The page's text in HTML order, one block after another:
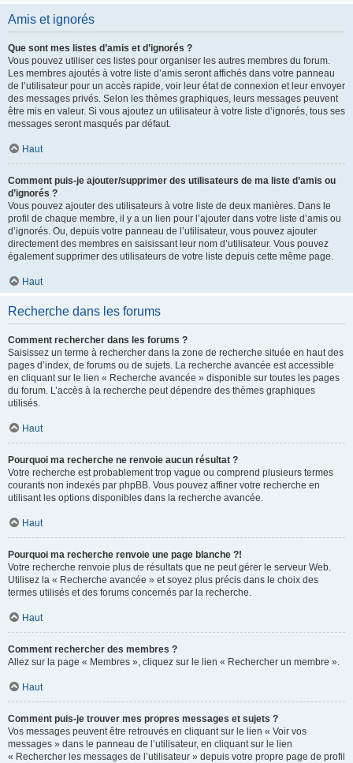
Amis et ignorés
Que sont mes listes d’amis et d’ignorés ?
Vous pouvez utiliser ces listes pour organiser les autres membres du forum.
Les membres ajoutés à votre liste d’amis seront affichés dans votre panneau
de l’utilisateur pour un accès rapide, voir leur état de connexion et leur envoyer
des messages privés. Selon les thèmes graphiques, leurs messages peuvent
être mis en valeur. Si vous ajoutez un utilisateur à votre liste d’ignorés, tous ses
messages seront masqués par défaut.
Haut
Comment puis-je ajouter/supprimer des utilisateurs de ma liste d’amis ou
d’ignorés ?
Vous pouvez ajouter des utilisateurs à votre liste de deux manières. Dans le
profil de chaque membre, il y a un lien pour l’ajouter dans votre liste d’amis ou
d’ignorés. Ou, depuis votre panneau de l’utilisateur, vous pouvez ajouter
directement des membres en saisissant leur nom d’utilisateur. Vous pouvez
également supprimer des utilisateurs de votre liste depuis cette même page.
Haut
Recherche dans les forums
Comment rechercher dans les forums ?
Saisissez un terme à rechercher dans la zone de recherche située en haut des
pages d’index, de forums ou de sujets. La recherche avancée est accessible
en cliquant sur le lien « Recherche avancée » disponible sur toutes les pages
du forum. L’accès à la recherche peut dépendre des thèmes graphiques
utilisés.
Haut
Pourquoi ma recherche ne renvoie aucun résultat ?
Votre recherche est probablement trop vague ou comprend plusieurs termes
courants non indexés par phpBB. Vous pouvez affiner votre recherche en
utilisant les options disponibles dans la recherche avancée.
Haut
Pourquoi ma recherche renvoie une page blanche ?!
Votre recherche renvoie plus de résultats que ne peut gérer le serveur Web.
Utilisez la « Recherche avancée » et soyez plus précis dans le choix des
termes utilisés et des forums concernés par la recherche.
Haut
Comment rechercher des membres ?
Allez sur la page « Membres », cliquez sur le lien « Rechercher un membre ».
Haut
Comment puis-je trouver mes propres messages et sujets ?
Vos messages peuvent être retrouvés en cliquant sur le lien « Voir vos
messages » dans le panneau de l’utilisateur, en cliquant sur le lien
« Rechercher les messages de l’utilisateur » depuis votre propre page de profil